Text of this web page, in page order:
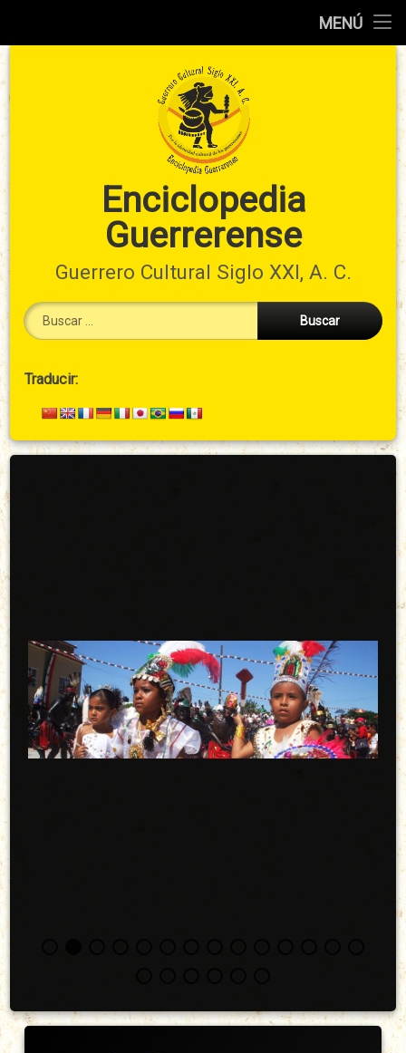
MENÚ
Enciclopedia
Guerrerense
Guerrero Cultural Siglo XXI, A. C.
Cabecera
Secundario
Traducir:
Arriba